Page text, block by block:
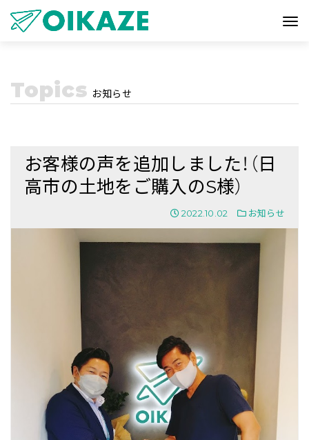
Topics お知らせ
お客様の声を追加しました！（日
高市の土地をご購入のS様）
2022.10.02 お知らせ